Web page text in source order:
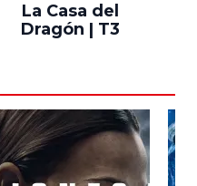
La Casa del
Dragón | T3